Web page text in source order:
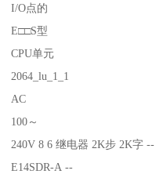
I/O点的
E□□S型
CPU单元
2064_lu_1_1
AC
100～
240V 8 6 继电器 2K步 2K字 --
E14SDR-A --